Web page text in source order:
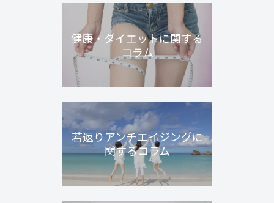
健康・ダイエットに関する
コラム
若返りアンチエイジングに
関するコラム